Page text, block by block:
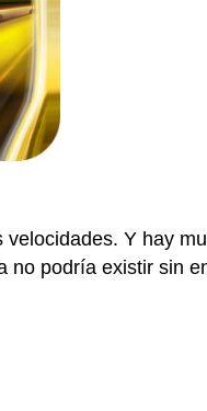
Y hay
podría existir sin